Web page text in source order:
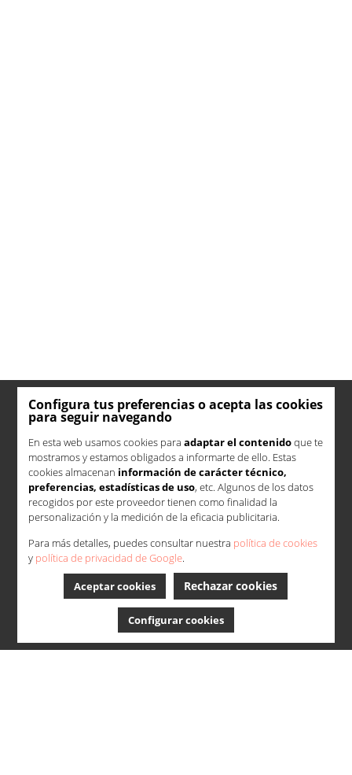
Configura tus preferencias o acepta las cookies
para seguir navegando
En esta web usamos cookies para adaptar el contenidoque te
mostramos y estamos obligados a informarte de ello. Estas
cookies almacenan información de carácter técnico,
preferencias, estadísticas de uso, etc. Algunos de los datos
recogidos por este proveedor tienen como finalidad la
personalización y la medición de la eficacia publicitaria.
Para más detalles, puedes consultar nuestra política de cookies
y política de privacidad de Google.
Aceptar cookies
Rechazar cookies
Configurar cookies